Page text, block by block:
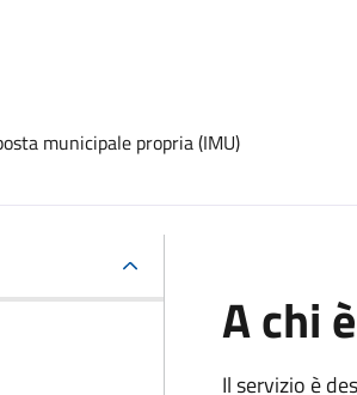
municipale propria (IMU)
A chi
Il servizio è